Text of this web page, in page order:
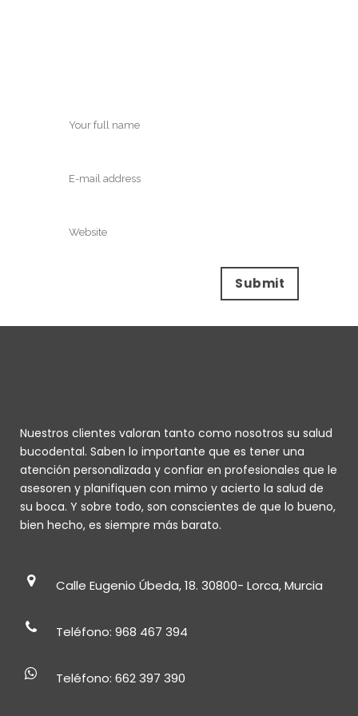
Nuestros clientes valoran tanto como nosotros su salud
bucodental. Saben lo importante que es tener una
atención personalizada y confiar en profesionales que le
asesoren y planifiquen con mimo y acierto la salud de
su boca. Y sobre todo, son conscientes de que lo bueno,
bien hecho, es siempre más barato.
Calle Eugenio Úbeda, 18. 30800- Lorca, Murcia
Teléfono: 968 467 394
Teléfono: 662 397 390